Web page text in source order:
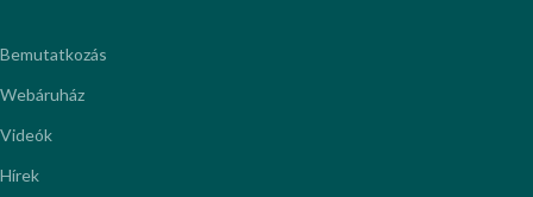
Bemutatkozás
Webáruház
Videók
Hírek